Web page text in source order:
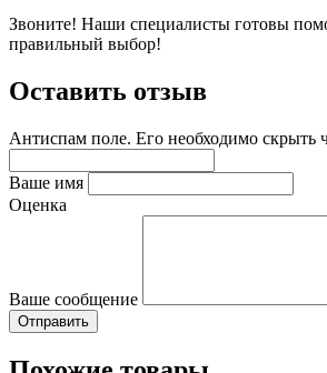
Звоните! Наши специалисты готовы
правильный выбор!
Оставить отзыв
Антиспам поле. Его необходимо скрыть
Ваше имя
Оценка
Ваше сообщение